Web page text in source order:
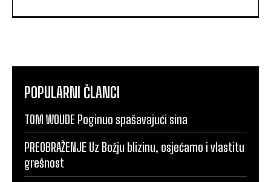
POPULARNI ČLANCI
TOM WOUDE Poginuo spašavajući sina
PREOBRAŽENJE Uz Božju blizinu, osjećamo i vlastitu
grešnost